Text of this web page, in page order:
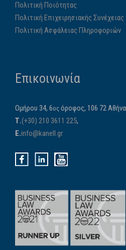
Πολιτική Ποιότητας
Πολιτική Επιχειρησιακής Συνέχειας
Πολιτική Ασφάλειας Πληροφοριών
Επικοινωνία
Ομήρου 34, 6ος όροφος, 106 72 Αθήνα
Τ.(+30) 210 3611 225,
E.info@kanell.gr